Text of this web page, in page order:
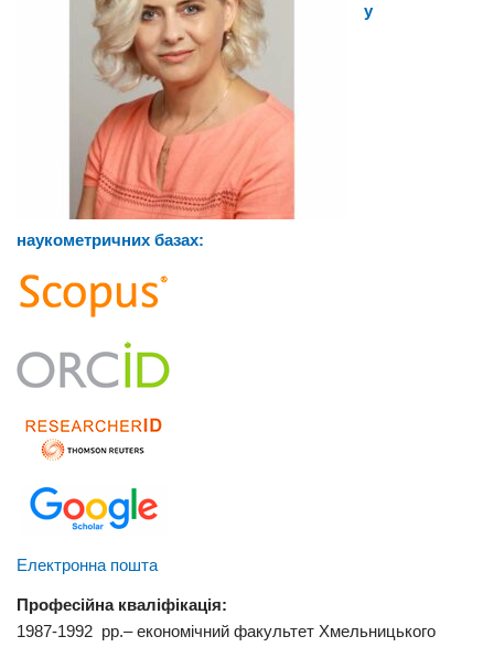
у
наукометричних базах:
Електронна пошта
Професійна кваліфікація:
1987-1992 рр.– економічний факультет Хмельницького